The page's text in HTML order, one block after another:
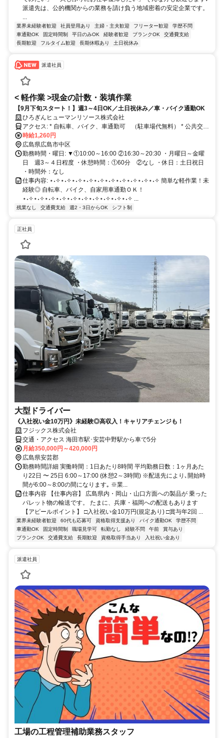
派遣先は、公的機関からの業務を請け負う地域密着の安定企業です。
...
業界未経験者歓迎 社員登用あり 主婦・主夫歓迎 フリーター歓迎
学歴不問
車通勤OK
固定時間制 平日のみOK 経験者歓迎 ブランクOK
交通費支給
長期歓迎
フルタイム歓迎 長期休暇あり 土日祝休み
派遣社員
< 軽作業 >現金の計数・装填作業
【9月下旬スタート！】週3～4日OK／土日祝休み／車・バイク通勤OK
ひろぎんヒューマンリソース株式会社
アクセス: * 自転車、バイク、車通勤可 （駐車場代無料） * 公共交通
機関 （最寄りバス停より徒歩5分）
時給1,260円
広島県広島市中区
勤務時間・曜日: ▼①10:00～16:00 ②16:30～20:30 ・月曜日～金曜
日 週3～４日程度 ・休憩時間：①60分 ②なし ・休日：土日祝日
・時間外：なし
仕事内容: ⋆˖✧⋆˖✧⋆˖✧⋆˖✧⋆˖✧⋆˖✧⋆˖✧⋆˖✧⋆˖✧⋆˖✧ 簡単な軽作業！未
経験◎ 自転車、バイク、自家用車通勤ＯＫ！
⋆˖✧⋆˖✧⋆˖✧⋆˖✧⋆˖✧⋆˖✧⋆˖✧⋆˖✧⋆˖✧⋆˖✧ ...
残業なし 交通費支給 週2・3日からOK シフト制
正社員
大型ドライバー
《入社祝い金10万円》未経験◎高収入！キャリアチェンジも！
フジックス株式会社
交通・アクセス 海田市駅･安芸中野駅から車で5分
月給350,000円～420,000円
広島県安芸郡
勤務時間詳細 実働時間：1日あたり8時間 平均勤務日数：1ヶ月あた
り22日 〜 25日 6:00～17:00 (休憩2～3時間) ※配送先により､開始時
間が6:00～8:00の間になります｡ ※業...
仕事内容 【仕事内容】 広島県内・岡山・山口方面への製品が 乗った
パレット物の輸送です。 たまに、兵庫・福岡への配送もあります
【アピールポイント】 □入社祝い金10万円(規定あり) □賞与年2回 ...
業界未経験者歓迎 60代も応募可 資格取得支援あり バイク通勤OK
学歴不問
車通勤OK
固定時間制 職場見学可 転勤なし 経験不問 午前
賞与あり
ブランクOK
交通費支給 長期歓迎 資格取得手当あり 入社祝い金あり
派遣社員
工場の工程管理補助業務スタッフ